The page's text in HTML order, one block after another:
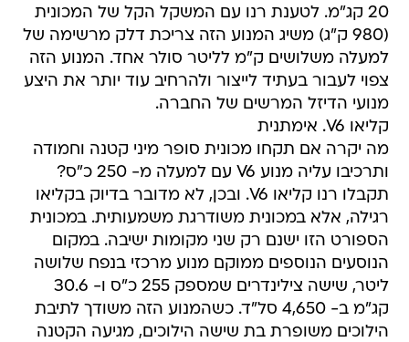
20 קג"מ. לטענת רנו עם המשקל הקל של המכונית
(980 ק"ג) משיג המנוע הזה צריכת דלק מרשימה של
למעלה משלושים ק"מ לליטר סולר אחד. המנוע הזה
צפוי לעבור בעתיד לייצור ולהרחיב עוד יותר את היצע
מנועי הדיזל המרשים של החברה.
קליאו V6. אימתנית
מה יקרה אם תקחו מכונית סופר מיני קטנה וחמודה
ותרכיבו עליה מנוע V6 עם למעלה מ- 250 כ"ס?
תקבלו רנו קליאו V6. ובכן, לא מדובר בדיוק בקליאו
רגילה, אלא במכונית משודרגת משמעותית. במכונית
הספורט הזו ישנם רק שני מקומות ישיבה. במקום
הנוסעים הנוספים ממוקם מנוע מרכזי בנפח שלושה
ליטר, שישה צילינדרים שמספק 255 כ"ס ו- 30.6
קג"מ ב- 4,650 סל"ד. כשהמנוע הזה משודך לתיבת
הילוכים משופרת בת שישה הילוכים, מגיעה הקטנה